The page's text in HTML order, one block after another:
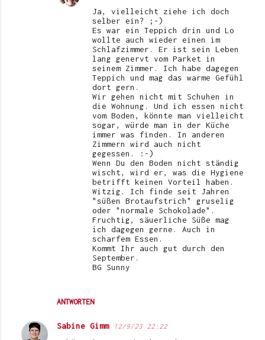
ANTWORTEN
Ja, vielleicht ziehe ich doch
selber ein? ;-)
Es war ein Teppich drin und Lo
wollte auch wieder einen im
Schlafzimmer. Er ist sein Leben
lang genervt vom Parket in
seinem Zimmer. Ich habe dagegen
Teppich und mag das warme Gefühl
dort gern.
Wir gehen nicht mit Schuhen in
die Wohnung. Und ich essen nicht
vom Boden, könnte man vielleicht
sogar, würde man in der Küche
immer was finden. In anderen
Zimmern wird auch nicht
gegessen. :-)
Wenn Du den Boden nicht ständig
wischt, wird er, was die Hygiene
betrifft keinen Vorteil haben.
Witzig. Ich finde seit Jahren
"süßen Brotaufstrich" gruselig
oder "normale Schokolade".
Fruchtig, säuerliche Süße mag
ich dagegen gerne. Auch in
scharfem Essen.
Kommt Ihr auch gut durch den
September.
BG Sunny
Sabine Gimm 12/9/23 22:22